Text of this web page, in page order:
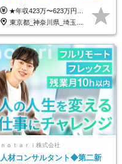
中*ブランクOK*全国どこでも
働ける
★年収423万〜623万円のモデルあり（想定時間外手当10時間分含む） ★半年に一度ドカンと支給のボーナスあり（半年に1度最大150万円） 月給25万円〜＋各種手当＋インセンティブ ＊リモートワーク手当（4000円/月） ＊リモートワーク一時金（1万5000円） ＊残業手当全額支給 ※経験・スキルにより月給を決定します ※試用期間：2ヵ月あり。期間中の雇用形態・給与・待遇に変更はありません 《頑張りはインセンティブとして還元！》 当社は5段階の評価制度を導入。 半期に1回の評価で最高ランク（5点）を獲得したメンバーには、 150万円のインセンティブを支給！ これが半年に一度のインセンティブとして支給されるため、 成果を出した分だけまとまった収入を得られる仕組みです。 【固定残業代について】 なし（残業代は、実際の労働時間に応じて別途全額支給）
東京都_神奈川県_埼玉県_千葉県_大阪府_愛知県_北海道_青森県_岩手県_宮城県_秋田県_山形県_福島県_茨城県_栃木県_群馬県_新潟県_山梨県_長野県_富山県_石川県_福井県_静岡県_岐阜県_三重県_兵庫県_京都府_滋賀県_奈良県_和歌山県_広島県_岡山県_鳥取県_島根県_山口県_徳島県_香川県_愛媛県_高知県_福岡県_熊本県_佐賀県_長崎県_大分県_宮崎県_鹿児島県_沖縄県
ｎｏｔａｒｉ株式会社
人材コンサルタント◆第二新